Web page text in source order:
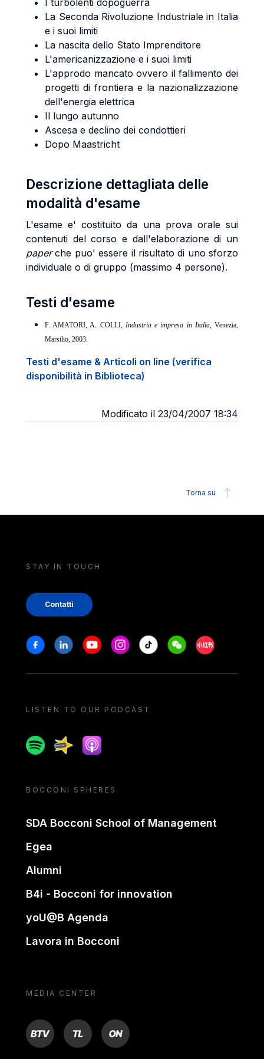
I turbolenti dopoguerra
La Seconda Rivoluzione Industriale in Italia
e i suoi limiti
La nascita dello Stato Imprenditore
L'americanizzazione e i suoi limiti
L'approdo mancato ovvero il fallimento dei
progetti di frontiera e la nazionalizzazione
dell'energia elettrica
Il lungo autunno
Ascesa e declino dei condottieri
Dopo Maastricht
Descrizione dettagliata delle
modalità d'esame
L'esame e' costituito da una prova orale sui
contenuti del corso e dall'elaborazione di un
paperche puo' essere il risultato di uno sforzo
individuale o di gruppo (massimo 4 persone).
Testi d'esame
F. AMATORI, A. COLLI, Industria e impresa in Italia, Venezia,
Marsilio, 2003.
Testi d'esame & Articoli on line (verifica
disponibilità in Biblioteca)
Modificato il 23/04/2007 18:34
Torna su
STAY IN TOUCH
Contatti
Stay in touch
FacebookLinkedinYoutubeInstagram
Tiktok WeechatXiaohongshu/
LISTEN TO OUR PODCAST
SpotifySpreakerApple podcast
BOCCONI SPHERES
SDA Bocconi School of Management
Egea
Alumni
B4i - Bocconi for innovation
yoU@B Agenda
Lavora in Bocconi
MEDIA CENTER
BTV TL ON